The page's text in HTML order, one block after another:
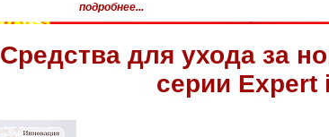
подробнее...
Средства для ухода за
серии Expert